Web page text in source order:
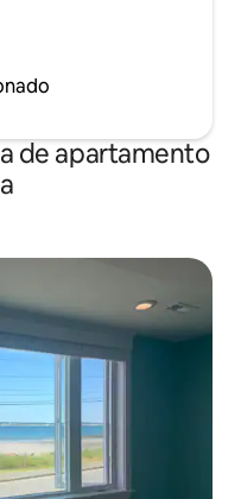
de apartamento